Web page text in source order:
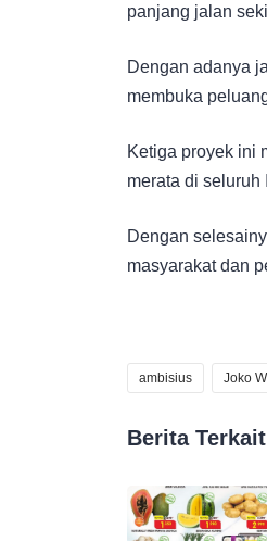
panjang jalan
Dengan adanya
membuka
Ketiga proyek ini
merata di seluruh
Dengan
masyarakat dan
ambisius Joko
Berita Terkait